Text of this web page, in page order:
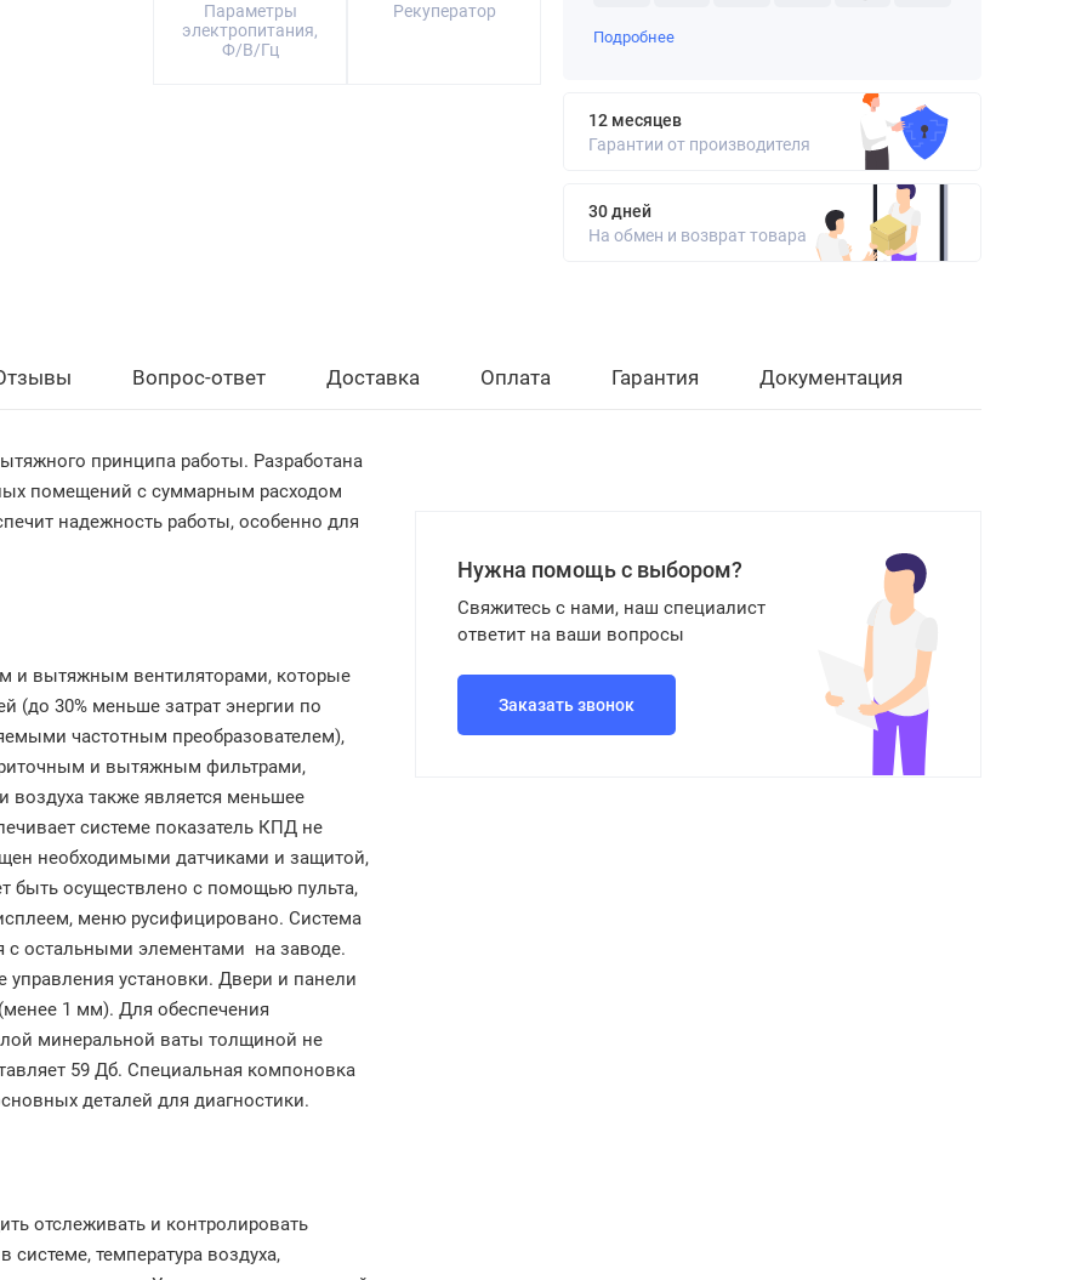
Параметры
электропитания,
Ф/В/Гц
Рекуператор
Подробнее
12 месяцев
Гарантии от производителя
30 дней
На обмен и возврат товара
Вопрос-ответ Доставка Оплата Гарантия Документация
принципа работы. Разработана
помещений с суммарным расходом
надежность работы, особенно для
и вытяжным вентиляторами, которые
(до 30% меньше затрат энергии по
частотным преобразователем),
и вытяжным фильтрами,
также является меньшее
системе показатель КПД не
необходимыми датчиками и защитой,
быть осуществлено с помощью пульта,
меню русифицировано. Система
с остальными элементами на заводе.
установки. Двери и панели
1 мм). Для обеспечения
минеральной ваты толщиной не
59 Дб. Специальная компоновка
деталей для диагностики.
отслеживать и контролировать
температура воздуха,
Нужна помощь с выбором?
Свяжитесь с нами, наш специалист
ответит на ваши вопросы
Заказать звонок